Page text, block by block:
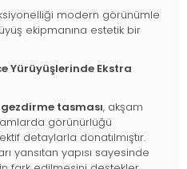
modern görünümle
ekipmanına estetik bir
Yürüyüşlerinde Ekstra
tasması, akşam
görünürlüğü
detaylarla donatılmıştır.
yansıtan yapısı sayesinde